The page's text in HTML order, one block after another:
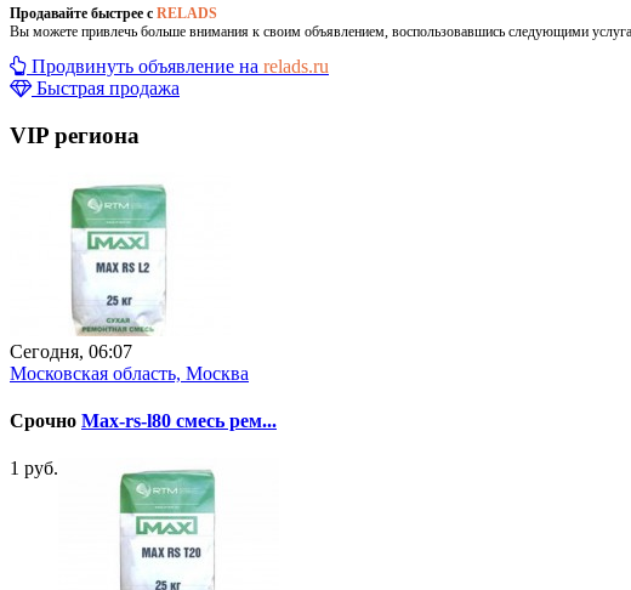
Продавайте быстрее с RELADS
Вы можете привлечь больше внимания к своим объявлением, воспользовавшись следующими
Продвинуть объявление на relads.ru
Быстрая продажа
VIP региона
Сегодня, 06:07
Московская область, Москва
Срочно Max-rs-l80 смесь рем...
1 руб.